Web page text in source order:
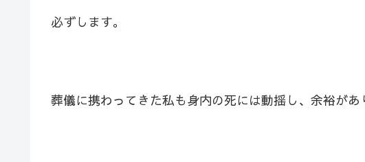
必ずします。
葬儀に携わってきた私も身内の死には動揺し、余裕があ